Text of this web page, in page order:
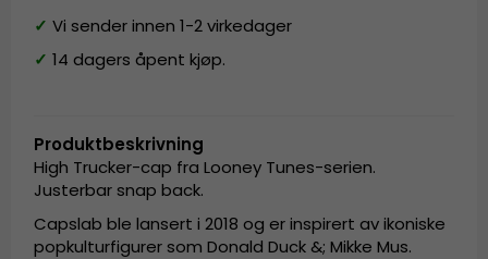
✓ Vi sender innen 1-2 virkedager
✓ 14 dagers åpent kjøp.
Produktbeskrivning
High Trucker-cap fra Looney Tunes-serien.
Justerbar snap back.
Capslab ble lansert i 2018 og er inspirert av ikoniske
popkulturfigurer som Donald Duck &; Mikke Mus.